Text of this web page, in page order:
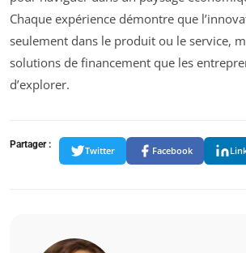
Chaque expérience démontre que
seulement dans le produit ou le service,
solutions de financement que les
d’explorer.
Partager :
Twitter Facebook